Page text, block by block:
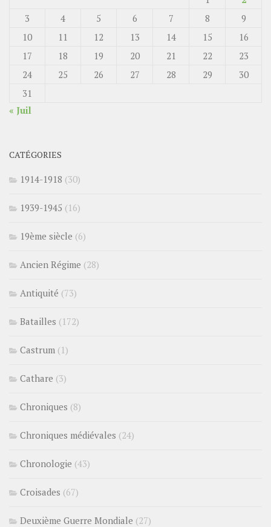
3
4 5 6 7 8
9
10
11 12 13 14 15
16
17
18 19 20 21 22
23
24
25 26 27 28 29
30
31
« Juil
CATÉGORIES
1914-1918 (30)
1939-1945 (16)
19ème siècle (6)
Ancien Régime (28)
Antiquité (73)
Batailles (172)
Castrum (1)
Cathare (3)
Chroniques (8)
Chroniques médiévales (24)
Chronologie (43)
Croisades (67)
Deuxième Guerre Mondiale (27)